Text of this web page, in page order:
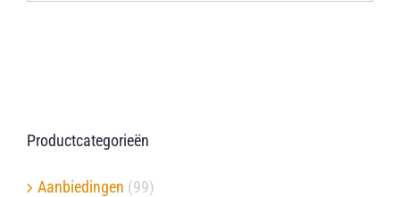
Productcategorieën
Aanbiedingen (99)